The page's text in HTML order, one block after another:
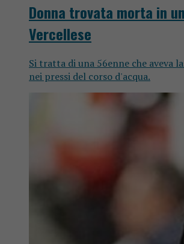
Donna trovata morta in
Vercellese
Si tratta di una 56enne che aveva
nei pressi del corso d'acqua.